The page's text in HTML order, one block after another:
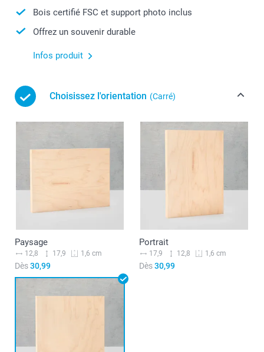
Bois certifié FSC et support photo inclus
Offrez un souvenir durable
Infos produit
Choisissez l'orientation (Carré)
Paysage
12,8 17,9 1,6 cm
Dès30,99
Portrait
17,9 12,8 1,6 cm
Dès30,99